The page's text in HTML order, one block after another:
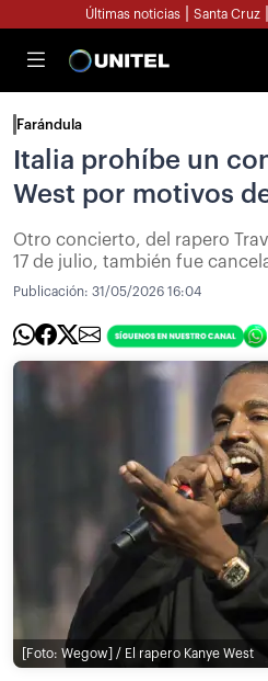
Últimas noticias Santa Cruz
Farándula
Italia prohíbe un
West por motivos
Otro concierto, del rapero
17 de julio, también fue
Publicación: 31/05/2026 16:04
[Foto: Wegow] / El rapero Kanye West